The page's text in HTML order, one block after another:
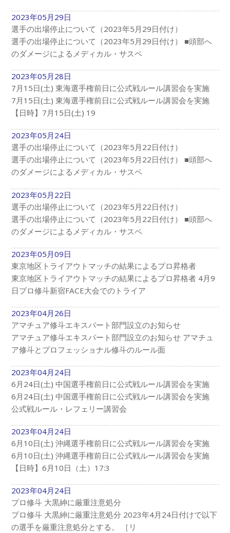
2023年05月29日
選手の出場停止について（2023年5月29日付け）
選手の出場停止について（2023年5月29日付け） ■頭部へ
のダメージによるメディカル・サスペ
2023年05月28日
7月15日(土) 東海選手権前日に公式戦ルール講習会を実施
7月15日(土) 東海選手権前日に公式戦ルール講習会を実施
【日時】7月15日(土) 19
2023年05月24日
選手の出場停止について（2023年5月22日付け）
選手の出場停止について（2023年5月22日付け） ■頭部へ
のダメージによるメディカル・サスペ
2023年05月22日
選手の出場停止について（2023年5月22日付け）
選手の出場停止について（2023年5月22日付け） ■頭部へ
のダメージによるメディカル・サスペ
2023年05月09日
東京地区トライアウトマッチの結果によるプロ昇格者
東京地区トライアウトマッチの結果によるプロ昇格者 4月9
日プロ修斗新宿FACE大会でのトライア
2023年04月26日
アマチュア修斗エキスパート部門設立のお知らせ
アマチュア修斗エキスパート部門設立のお知らせ アマチュ
ア修斗とプロフェッショナル修斗のルール面
2023年04月24日
6月24日(土) 中国選手権前日に公式戦ルール講習会を実施
6月24日(土) 中国選手権前日に公式戦ルール講習会を実施
公式戦ルール・レフェリー講習会
2023年04月24日
6月10日(土) 沖縄選手権前日に公式戦ルール講習会を実施
6月10日(土) 沖縄選手権前日に公式戦ルール講習会を実施
【日時】6月10日（土）17:3
2023年04月24日
プロ修斗 大黒紳に厳重注意処分
プロ修斗 大黒紳に厳重注意処分 2023年4月24日付けで以下
の選手を厳重注意処分とする。 ［リ